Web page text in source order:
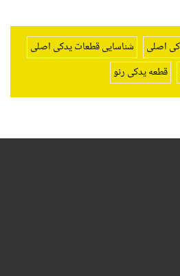
اصلی
شناسایی قطعات یدکی اصلی
قطعه یدکی رنو